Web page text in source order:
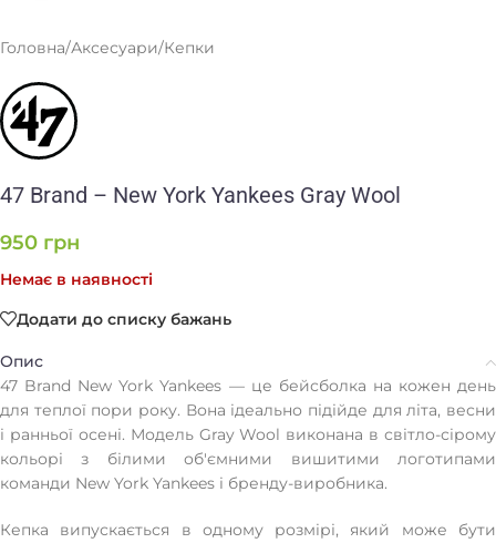
Головна/Аксесуари/Кепки
47 Brand – New York Yankees Gray Wool
950 грн
Немає в наявності
Додати до списку бажань
Опис
47 Brand New York Yankees — це бейсболка на кожен день
для теплої пори року. Вона ідеально підійде для літа, весни
і ранньої осені. Модель Gray Wool виконана в світло-сірому
кольорі з білими об'ємними вишитими логотипами
команди New York Yankees і бренду-виробника.
Кепка випускається в одному розмірі, який може бути